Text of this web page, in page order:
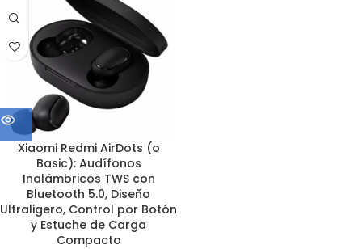
Xiaomi Redmi AirDots (o
Basic): Audífonos
Inalámbricos TWS con
Bluetooth 5.0, Diseño
Ultraligero, Control por Botón
y Estuche de Carga
Compacto